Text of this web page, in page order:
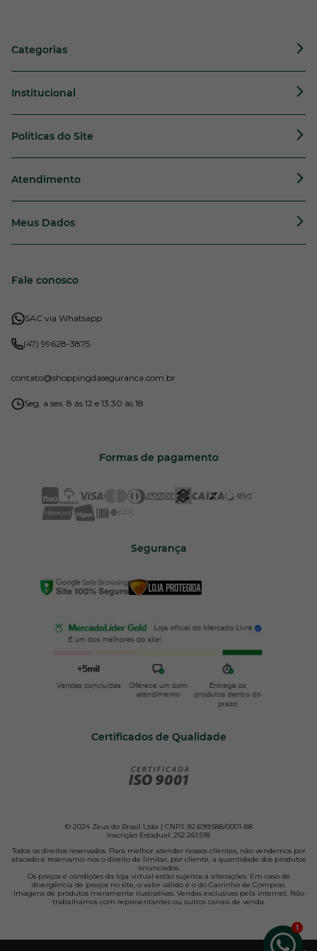
Categorias
Institucional
Políticas do Site
Atendimento
Meus Dados
Fale conosco
SAC via Whatsapp
(47) 99628-3875
contato@shoppingdaseguranca.com.br
Seg. a sex. 8 às 12 e 13:30 às 18
Formas de pagamento
Segurança
Certificados de Qualidade
© 2024 Zeus do Brasil Ltda | CNPJ: 82.699.588/0001-88
Inscrição Estadual: 252.261.518
Todos os direitos reservados. Para melhor atender nossos clientes, não vendemos por
atacado e reservamo-nos o direito de limitar, por cliente, a quantidade dos produtos
anunciados.
Os preços e condições da loja virtual estão sujeitos a alterações. Em caso de
divergência de preços no site, o valor válido é o do Carrinho de Compras.
Imagens de produtos meramente ilustrativas. Vendas exclusivas pela internet. Não
trabalhamos com representantes ou outros canais de venda.